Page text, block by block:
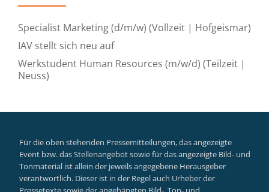
Specialist Marketing (d/m/w) (Vollzeit | Hofgeismar)
IAV stellt sich neu auf
Werkstudent Human Resources (m/w/d) (Teilzeit |
Neuss)
Für die oben stehenden Pressemitteilungen, das angezeigte
Event bzw. das Stellenangebot sowie für das angezeigte Bild- und
Tonmaterial ist allein der jeweils angegebene Herausgeber
verantwortlich. Dieser ist in der Regel auch Urheber der